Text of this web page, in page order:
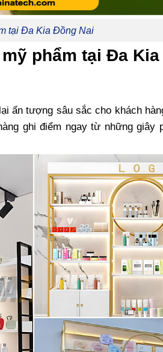
tại Đa Kia Đồng Nai
phẩm tại Đa
ấn tượng sâu sắc cho khách
ghi điểm ngay từ những giây